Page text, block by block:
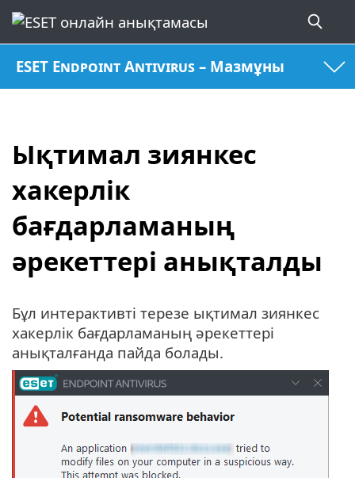
ESET Endpoint Antivirus – Мазмұны
Ықтимал зиянкес
хакерлік
бағдарламаның
әрекеттері анықталды
Бұл интерактивті терезе ықтимал зиянкес
хакерлік бағдарламаның әрекеттері
анықталғанда пайда болады.